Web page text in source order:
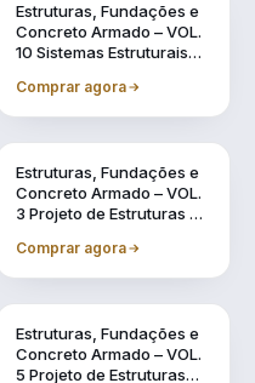
Estruturas, Fundações e
Concreto Armado – VOL.
10 Sistemas Estruturais
Comprar agora
Estruturas, Fundações e
Concreto Armado – VOL.
3 Projeto de Estruturas de
meio de Software BIM
Comprar agora
Estruturas, Fundações e
Concreto Armado – VOL.
5 Projeto de Estruturas